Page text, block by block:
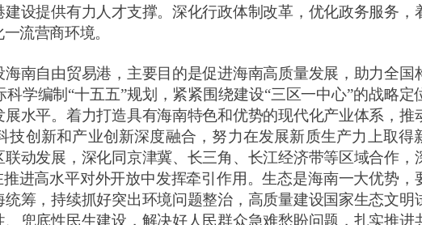
建设提供有力人才支撑。深化行政体制改革，优化政务服务，
流营商环境。
南自由贸易港，主要目的是促进海南高质量发展，助力全国
科学编制 “十五五”规划，紧紧围绕建设“三区一中心”的战略定
水平。着力打造具有海南特色和优势的现代化产业体系，推
技创新和产业创新深度融合，努力在发展新质生产力上取得
动发展，深化同京津冀、长三角、长江经济带等区域合作，
进高水平对外开放中发挥牵引作用。生态是海南一大优势，
筹，持续抓好突出环境问题整治，高质量建设国家生态文明
、兜底性民生建设，解决好人民群众急难愁盼问题，扎实推进